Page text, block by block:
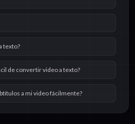
texto?
de convertir video a texto?
a mi video fácilmente?